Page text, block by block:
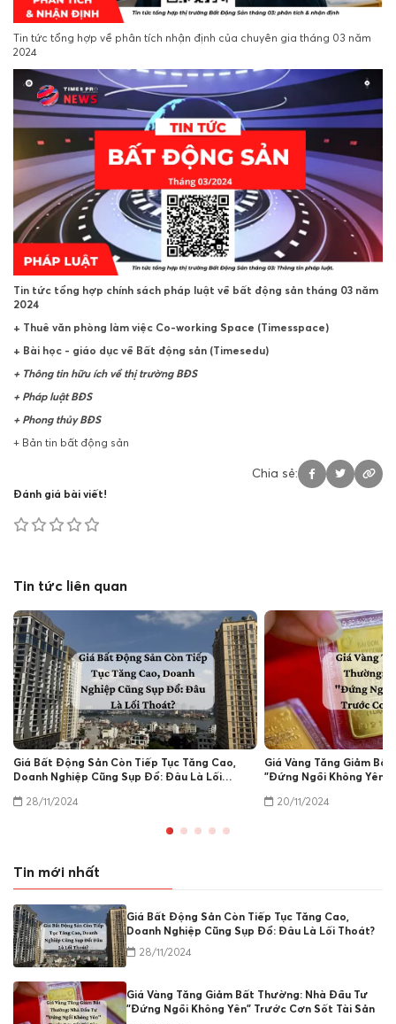
Tin tức tổng hợp về phân tích nhận định của chuyên gia tháng 03 năm
2024
Tin tức tổng hợp chính sách pháp luật về bất động sản tháng 03 năm
2024
+ Thuê văn phòng làm việc Co-working Space (Timesspace)
+ Bài học - giáo dục về Bất động sản (Timesedu)
+ Thông tin hữu ích về thị trường BĐS
+ Pháp luật BĐS
+ Phong thủy BĐS
+ Bản tin bất động sản
Chia sẻ:
Đánh giá bài viết!
Tin tức liên quan
Giá Bất Động Sản Còn Tiếp Tục Tăng Cao,
Doanh Nghiệp Cũng Sụp Đổ: Đâu Là Lối
28/11/2024
Giá Vàng Tăng Giảm
"Đứng Ngồi Không Yên"
20/11/2024
Tin mới nhất
Giá Bất Động Sản Còn Tiếp Tục Tăng Cao,
Doanh Nghiệp Cũng Sụp Đổ: Đâu Là Lối Thoát?
28/11/2024
Giá Vàng Tăng Giảm Bất Thường: Nhà Đầu Tư
"Đứng Ngồi Không Yên" Trước Cơn Sốt Tài Sản